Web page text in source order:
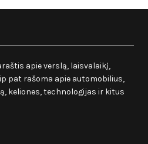
apie verslą, laisvalaikį,
pat rašoma apie automobilius,
keliones, technologijas ir kitus